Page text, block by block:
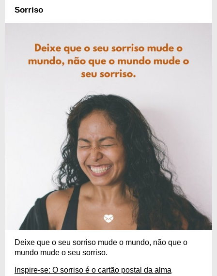
Sorriso
Deixe que o seu sorriso mude o mundo, não que o
mundo mude o seu sorriso.
Inspire-se: O sorriso é o cartão postal da alma